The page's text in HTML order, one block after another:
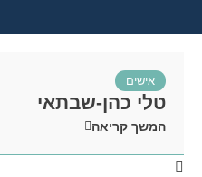
אישים
טלי כהן-שבתאי
המשך קריאה